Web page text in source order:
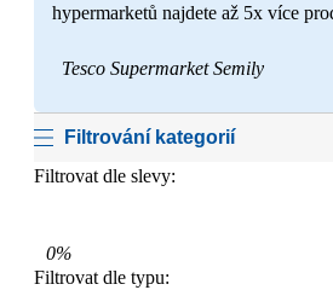
hypermarketů najdete až 5x více
Tesco Supermarket Semily
Filtrování kategorií
Filtrovat dle slevy:
0%
Filtrovat dle typu: